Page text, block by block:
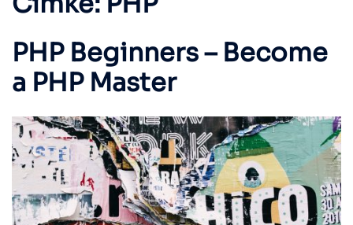
PHP Beginners – Become
a PHP Master